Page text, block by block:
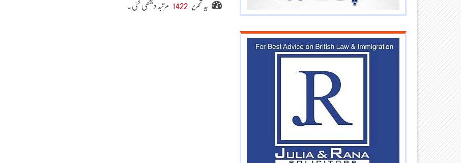
یہ تحریر 1422 مرتبہ دیکھی گئی۔